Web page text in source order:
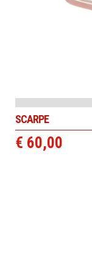
SCARPE
€ 60,00